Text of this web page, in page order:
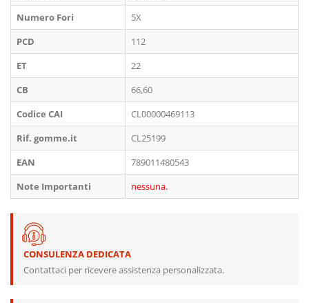
Numero Fori
5X
PCD
112
ET
22
CB
66,60
Codice CAI
CL00000469113
Rif. gomme.it
CL25199
EAN
789011480543
Note Importanti
nessuna.
CONSULENZA DEDICATA
Contattaci per ricevere assistenza personalizzata.